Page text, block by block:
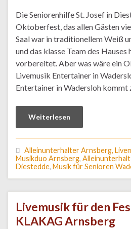
Die Seniorenhilfe St. Josef in
Oktoberfest, das allen Gästen
Saal war in traditionellem Weiß
und das klasse Team des
vorbereitet. Aber was wäre ein
Livemusik Entertainer in
Entertainer in Wadersloh kommt
Weiterlesen
Alleinunterhalter Arnsberg,
Musikduo Arnsberg,
Diestedde, Musik für Senioren
Livemusik für den
KLAKAG Arnsberg